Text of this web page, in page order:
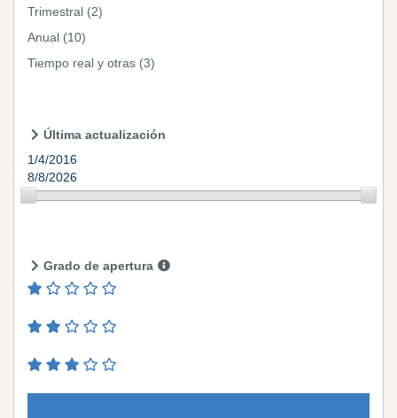
Trimestral (2)
Anual (10)
Tiempo real y otras (3)
Última actualización
1/4/2016
8/8/2026
Grado de apertura